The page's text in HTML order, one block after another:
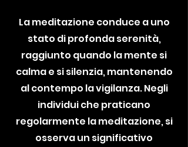
La meditazione conduce a uno
stato di profonda serenità,
raggiunto quando la mente si
calma e si silenzia, mantenendo
al contempo la vigilanza.Negli
individui che praticano
regolarmente la meditazione, si
osserva un significativo